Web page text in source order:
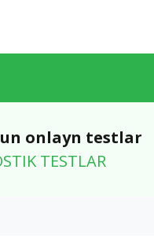
onlayn testlar
TESTLAR